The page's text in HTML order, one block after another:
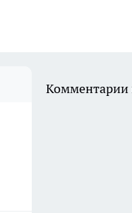
Комментарии